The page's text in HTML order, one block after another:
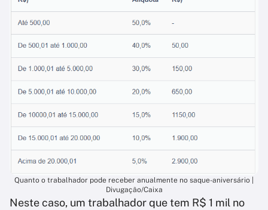
Quanto o trabalhador pode receber anualmente no saque-aniversário |
Divugação/Caixa
Neste caso, um trabalhador que tem R$ 1 mil no